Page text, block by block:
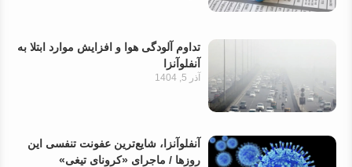
تداوم آلودگی هوا و افزایش موارد ابتلا به
آنفلوآنزا
آذر 5, 1404
آنفلوآنزا، شایع‌ترین عفونت تنفسی این
روزها / ماجرای «کرونای تیغی»